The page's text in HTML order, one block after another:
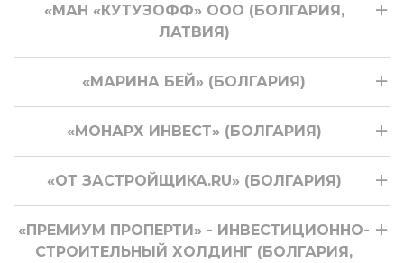
«МАН «КУТУЗОФФ» ООО (БОЛГАРИЯ,
ЛАТВИЯ)
«МАРИНА БЕЙ» (БОЛГАРИЯ)
«МОНАРХ ИНВЕСТ» (БОЛГАРИЯ)
«ОТ ЗАСТРОЙЩИКА.RU» (БОЛГАРИЯ)
«ПРЕМИУМ ПРОПЕРТИ» - ИНВЕСТИЦИОННО-
СТРОИТЕЛЬНЫЙ ХОЛДИНГ (БОЛГАРИЯ,